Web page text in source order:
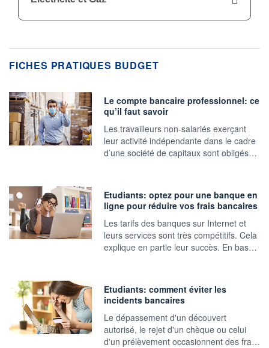
FICHES PRATIQUES BUDGET
Le compte bancaire professionnel: ce
qu’il faut savoir
Les travailleurs non-salariés exerçant
leur activité indépendante dans le cadre
d’une société de capitaux sont obligés…
Etudiants: optez pour une banque en
ligne pour réduire vos frais bancaires
Les tarifs des banques sur Internet et
leurs services sont très compétitifs. Cela
explique en partie leur succès. En bas…
Etudiants: comment éviter les
incidents bancaires
Le dépassement d'un découvert
autorisé, le rejet d'un chèque ou celui
d'un prélèvement occasionnent des fra…